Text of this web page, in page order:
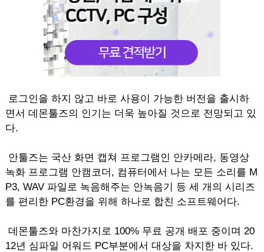
로그인을 하지 않고 바로 사용이 가능한 버전을 출시하
면서 데몬툴즈의 인기는 더욱 높아질 것으로 전망되고 있
다.
안툴즈는 국산 화면 캡쳐 프로그램인 안카메라, 동영상
녹화 프로그램 안캠코더, 컴퓨터에서 나는 모든 소리를 M
P3, WAV 파일로 녹음해주는 안녹음기 등 세 개의 시리즈
를 편리한 PC환경을 위해 하나로 합친 소프트웨어다.
데몬툴즈와 마찬가지로 100% 무료 공개 배포 중이며 20
12년 심파일 어워드 PC부분에서 대상을 차지한 바 있다.